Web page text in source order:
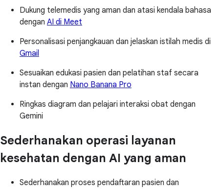
Dukung telemedis yang aman dan atasi kendala bahasa
dengan AI di Meet
Personalisasi penjangkauan dan jelaskan istilah medis di
Gmail
Sesuaikan edukasi pasien dan pelatihan staf secara
instan dengan Nano Banana Pro
Ringkas diagram dan pelajari interaksi obat dengan
Gemini
Sederhanakan operasi layanan
kesehatan dengan AI yang aman
Sederhanakan proses pendaftaran pasien dan